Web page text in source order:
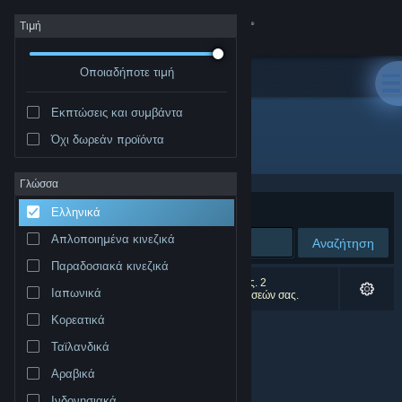
Σύνδεση
Κατάστημα
Σχετικά
Υποστήριξη
Αλλαγή γλώσσας
Προβολή ιστοσελίδας για υπολογιστές
Τιμή
Οποιαδήποτε τιμή
Εκπτώσεις και συμβάντα
Όχι δωρεάν προϊόντα
Γλώσσα
Ελληνικά
Απλοποιημένα κινεζικά
Παραδοσιακά κινεζικά
Ιαπωνικά
Κορεατικά
Ταϊλανδικά
Αραβικά
Εκδότης: Laud Publishing
Ταξινόμηση ανά
Αναζήτηση
0 αποτελέσματα ταιριάζουν με την αναζήτησή σας. 2
αποτελέσματα αποκλείστηκαν βάσει των προτιμήσεών σας.